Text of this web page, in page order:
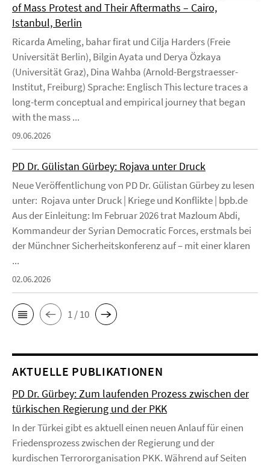
of Mass Protest and Their Aftermaths – Cairo,
Istanbul, Berlin
Ricarda Ameling, bahar firat und Cilja Harders (Freie
Universität Berlin), Bilgin Ayata und Derya Özkaya
(Universität Graz), Dina Wahba (Arnold-Bergstraesser-
Institut, Freiburg) Sprache: Englisch This lecture traces a
long-term conceptual and empirical journey that began
with the mass ...
09.06.2026
PD Dr. Gülistan Gürbey: Rojava unter Druck
Neue Veröffentlichung von PD Dr. Gülistan Gürbey zu lesen
unter: Rojava unter Druck | Kriege und Konflikte | bpb.de
Aus der Einleitung: Im Februar 2026 trat Mazloum Abdi,
Kommandeur der Syrian Democratic Forces, erstmals bei
der Münchner Sicherheitskonferenz auf – mit einer klaren
...
02.06.2026
1 / 10
AKTUELLE PUBLIKATIONEN
PD Dr. Gürbey: Zum laufenden Prozess zwischen der
türkischen Regierung und der PKK
In der Türkei gibt es aktuell einen neuen Anlauf für einen
Friedensprozess zwischen der Regierung und der
kurdischen Terrororganisation PKK. Während auf Seiten